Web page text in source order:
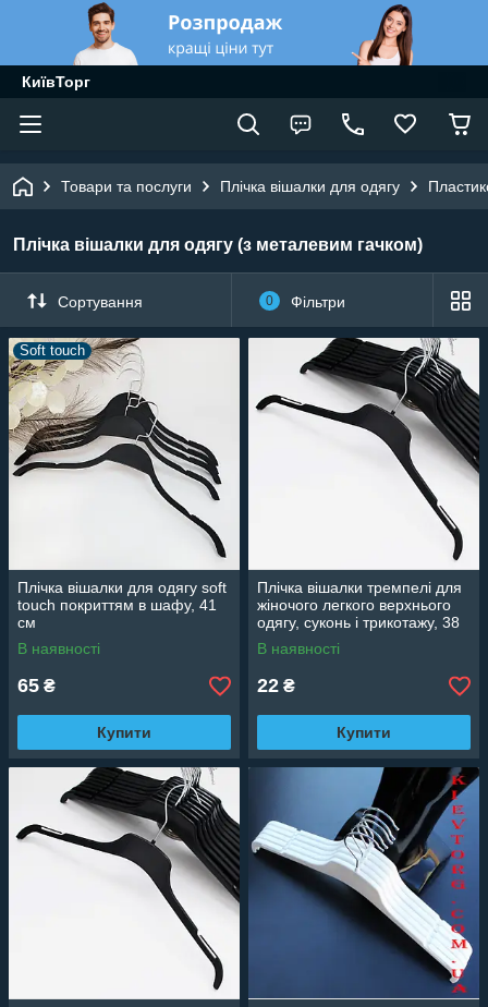
КиївТорг
Товари та послуги Плічка вішалки для одягу
Плічка вішалки для одягу (з металевим гачком)
Сортування 0 Фільтри
Soft touch
Плічка вішалки для одягу soft
touch покриттям в шафу, 41
см
В наявності
65 ₴
Купити
Плічка вішалки тремпелі для
жіночого легкого верхнього
одягу, суконь і трикотажу, 38
см
В наявності
22 ₴
Купити